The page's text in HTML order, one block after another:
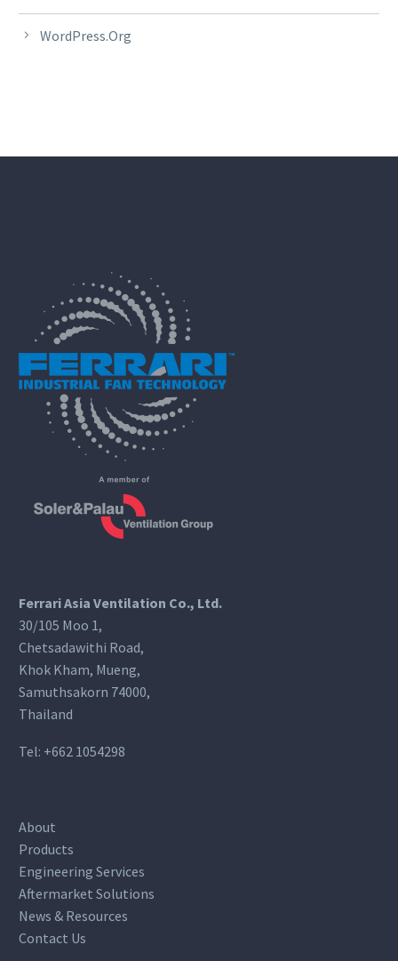
WordPress.org
Ferrari Asia Ventilation Co., Ltd.
30/105 Moo 1,
Chetsadawithi Road,
Khok Kham, Mueng,
Samuthsakorn 74000,
Thailand
Tel: +662 1054298
About
Products
Engineering Services
Aftermarket Solutions
News & Resources
Contact Us